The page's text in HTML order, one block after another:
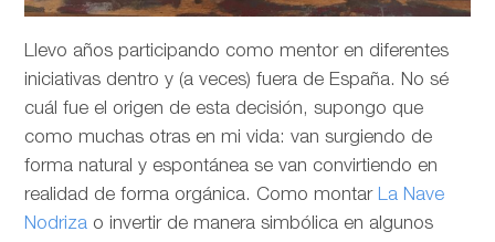
Llevo años participando como mentor en diferentes
iniciativas dentro y (a veces) fuera de España. No sé
cuál fue el origen de esta decisión, supongo que
como muchas otras en mi vida: van surgiendo de
forma natural y espontánea se van convirtiendo en
realidad de forma orgánica. Como montar La Nave
Nodriza o invertir de manera simbólica en algunos